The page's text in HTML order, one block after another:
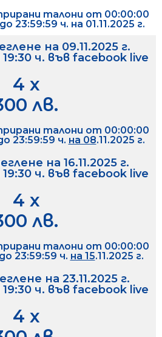
талони от 00:00:00
23:59:59 ч. на 01.11.2025 г.
на 09.11.2025 г.
ч. във facebook live
4 х
лв.
талони от 00:00:00
23:59:59 ч. на 08.11.2025 г.
на 16.11.2025 г.
ч. във facebook live
4 х
лв.
талони от 00:00:00
23:59:59 ч. на 15.11.2025 г.
на 23.11.2025 г.
ч. във facebook live
4 х